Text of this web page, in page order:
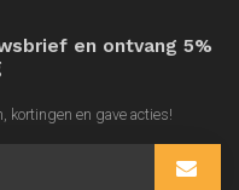
en ontvang 5%
kortingen en gave acties!